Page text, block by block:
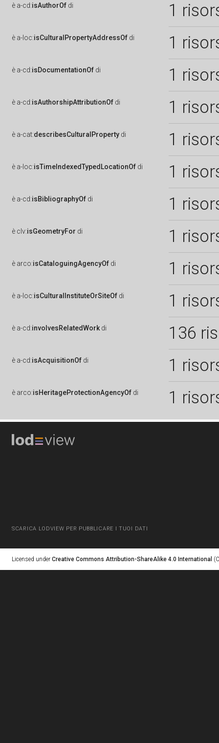
è a-cd:isAuthorOf di 1
è a-loc:isCulturalPropertyAddressOf di 1
è a-cd:isDocumentationOf di 1
è a-cd:isAuthorshipAttributionOf di 1
è a-cat:describesCulturalProperty di 1
è a-loc:isTimeIndexedTypedLocationOf di 1
è a-cd:isBibliographyOf di 1
è clv:isGeometryFor di 1
è arco:isCataloguingAgencyOf di 1
è a-loc:isCulturalInstituteOrSiteOf di 1
è a-cd:involvesRelatedWork di 136
è a-cd:isAcquisitionOf di 1
è arco:isHeritageProtectionAgencyOf di 1
SCARICA LODVIEW PER PUBBLICARE I TUOI DATI
Licensed under Creative Commons Attribution-ShareAlike 4.0 International